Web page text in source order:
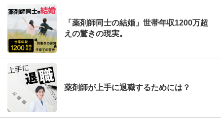
「薬剤師同士の結婚」世帯年収1200万超
えの驚きの現実。
薬剤師が上手に退職するためには？